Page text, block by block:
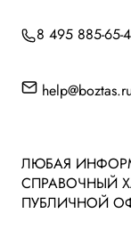
8 495 885-65-
ЛЮБАЯ
СПРАВОЧНЫЙ
ПУБЛИЧНОЙ